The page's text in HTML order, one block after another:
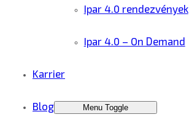
Ipar 4.0 rendezvények
Ipar 4.0 – On Demand
Karrier
Blog Menu Toggle